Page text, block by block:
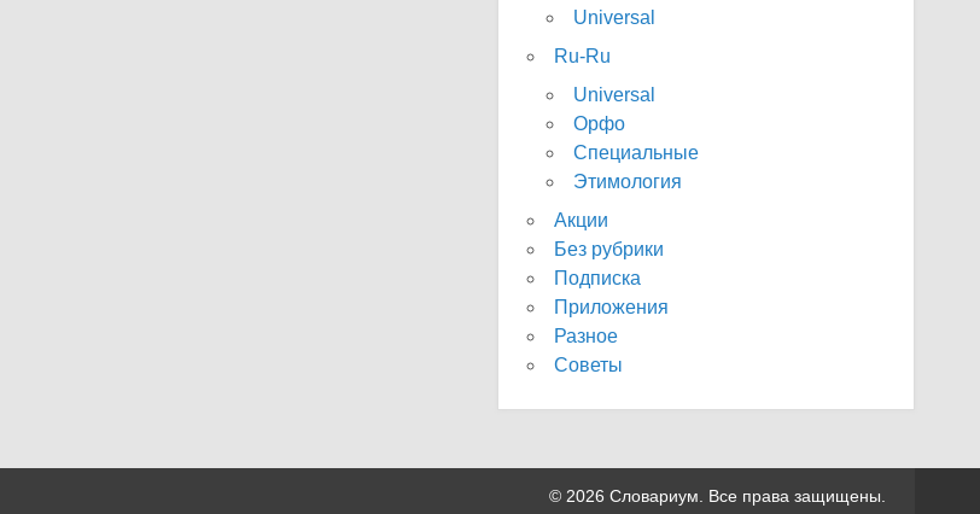
Universal
Ru-Ru
Universal
Орфо
Специальные
Этимология
Акции
Без рубрики
Подписка
Приложения
Разное
Советы
© 2026 Словариум. Все права защищены.